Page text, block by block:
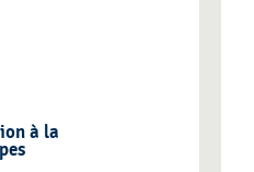
à la